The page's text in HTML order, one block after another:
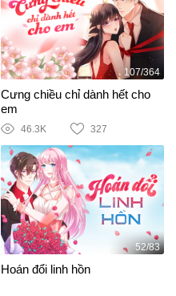
107/364
Cưng chiều chỉ dành hết cho
em
46.3K 327
52/83
Hoán đổi linh hồn